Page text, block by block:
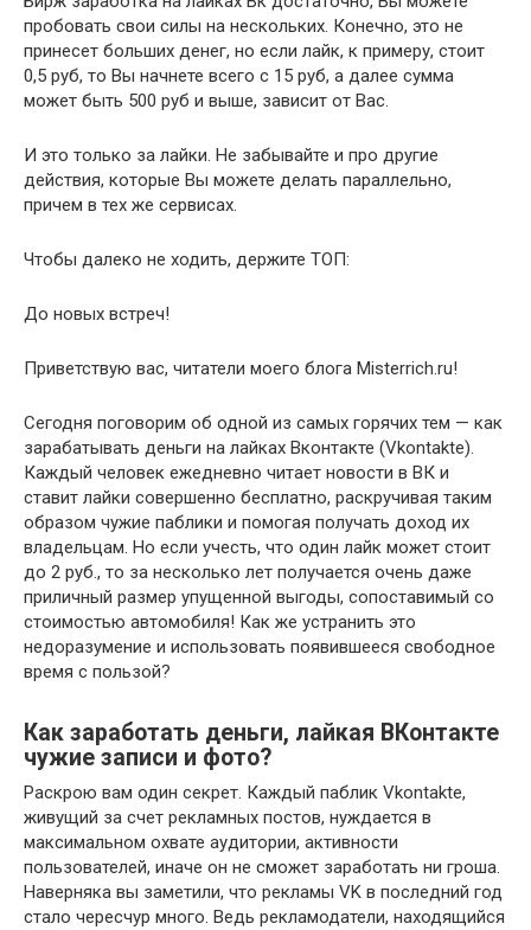
пробовать свои силы на нескольких. Конечно, это не
принесет больших денег, но если лайк, к примеру, стоит
0,5 руб, то Вы начнете всего с 15 руб, а далее сумма
может быть 500 руб и выше, зависит от Вас.
И это только за лайки. Не забывайте и про другие
действия, которые Вы можете делать параллельно,
причем в тех же сервисах.
Чтобы далеко не ходить, держите ТОП:
До новых встреч!
Приветствую вас, читатели моего блога Misterrich.ru!
Сегодня поговорим об одной из самых горячих тем — как
зарабатывать деньги на лайках Вконтакте (Vkontakte).
Каждый человек ежедневно читает новости в ВК и
ставит лайки совершенно бесплатно, раскручивая таким
образом чужие паблики и помогая получать доход их
владельцам. Но если учесть, что один лайк может стоит
до 2 руб., то за несколько лет получается очень даже
приличный размер упущенной выгоды, сопоставимый со
стоимостью автомобиля! Как же устранить это
недоразумение и использовать появившееся свободное
время с пользой?
Как заработать деньги, лайкая ВКонтакте
чужие записи и фото?
Раскрою вам один секрет. Каждый паблик Vkontakte,
живущий за счет рекламных постов, нуждается в
максимальном охвате аудитории, активности
пользователей, иначе он не сможет заработать ни гроша.
Наверняка вы заметили, что рекламы VK в последний год
стало чересчур много. Ведь рекламодатели, находящийся